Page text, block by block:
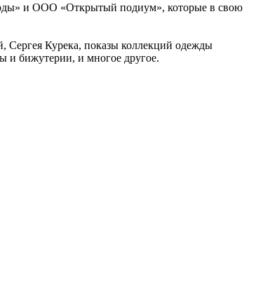
и ООО «Открытый подиум», которые в свою
Сергея Курека, показы коллекций одежды
и бижутерии, и многое другое.